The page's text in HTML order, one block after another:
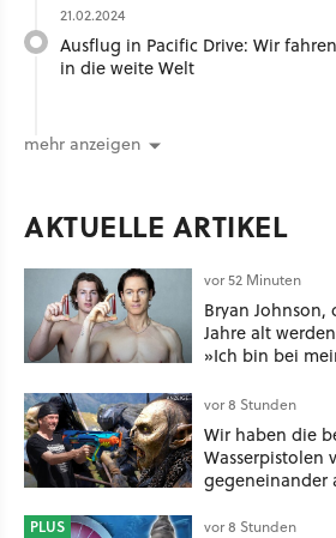
21.02.2024
Ausflug in Pacific Drive: Wir
in die weite Welt
mehr anzeigen
AKTUELLE ARTIKEL
vor 52 Minuten
Bryan Johnson,
Jahre alt
»Ich bin bei
vor 8 Stunden
Wir haben die
Wasserpistolen
gegeneinander
PLUS vor 8 Stunden